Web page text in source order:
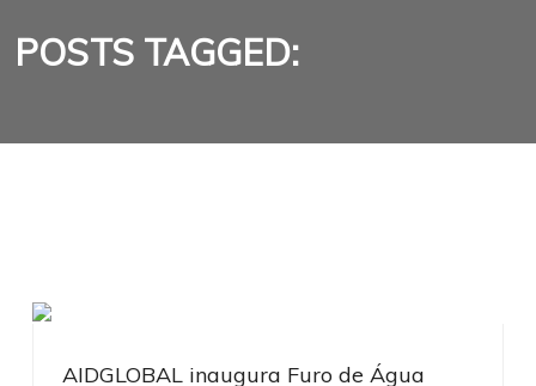
POSTS TAGGED:
AIDGLOBAL inaugura Furo de Água